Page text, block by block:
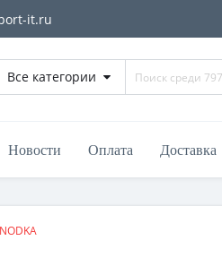
it.ru
Все категории
Новости Оплата Доставка
NODKA